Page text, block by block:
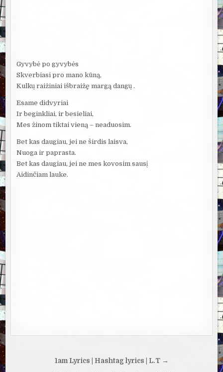
Gyvybė po gyvybės
Skverbiasi pro mano kūną,
Kulkų raižiniai išbraižę margą dangų .
Esame didvyriai
Ir beginkliai, ir besieliai,
Mes žinom tiktai vieną – neaduosim.
Bet kas daugiau, jei ne širdis laisva,
Nuoga ir paprasta.
Bet kas daugiau, jei ne mes kovosim sausį
Aidinčiam lauke.
Navigacija1am Lyrics | Hashtag lyrics | L.T →